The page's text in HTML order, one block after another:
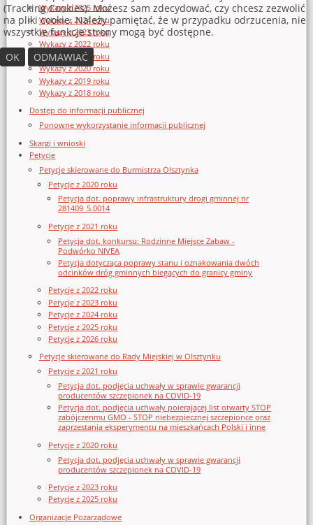
Wykazy z 2025 roku
Wykazy z 2024 roku
Wykazy z 2023 roku
Wykazy z 2022 roku
Wykazy z 2021 roku
Wykazy z 2020 roku
Wykazy z 2019 roku
Wykazy z 2018 roku
Dostęp do informacji publicznej
Ponowne wykorzystanie informacji publicznej
Skargi i wnioski
Petycje
Petycje skierowane do Burmistrza Olsztynka
Petycje z 2020 roku
Petycja dot. poprawy infrastruktury drogi gminnej nr
281409_5.0014
Petycje z 2021 roku
Petycja dot. konkursu: Rodzinne Miejsce Zabaw -
Podwórko NIVEA
Petycja dotycząca poprawy stanu i oznakowania dwóch
odcinków dróg gminnych biegących do granicy gminy
Petycje z 2022 roku
Petycje z 2023 roku
Petycje z 2024 roku
Petycje z 2025 roku
Petycje z 2026 roku
Petycje skierowane do Rady Miejskiej w Olsztynku
Petycje z 2021 roku
Petycja dot. podjęcia uchwały w sprawie gwarancji
producentów szczepionek na COVID-19
Petycja dot. podjęcia uchwały poierającej list otwarty STOP
zabójczenmu GMO - STOP niebezpiecznej szczepionce oraz
zaprzestania eksperymentu na mieszkańcach Polski i inne
Petycje z 2020 roku
Petycja dot. podjęcia uchwały w sprawie gwarancji
producentów szczepionek na COVID-19
Petycje z 2023 roku
Petycje z 2025 roku
Organizacje Pozarządowe
(Tracking Cookies). Możesz sam zdecydować, czy chcesz zezwolić
na pliki cookie. Należy pamiętać, że w przypadku odrzucenia, nie
wszystkie funkcje strony mogą być dostępne.
OK
ODMAWIAĆ